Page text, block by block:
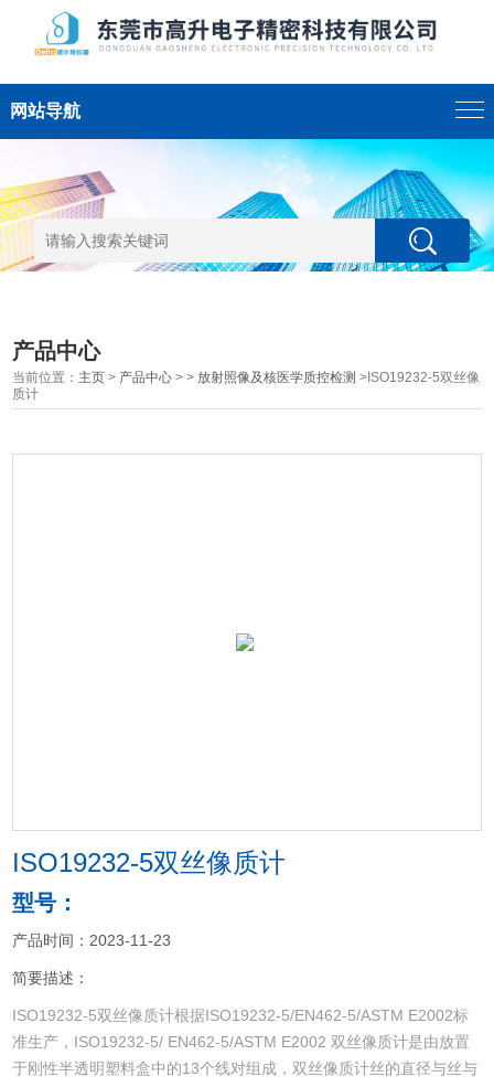
网站导航
产品中心
当前位置： 主页 > 产品中心 > >放射照像及核医学质控检测 >ISO19232-5双丝像
质计
ISO19232-5双丝像质计
型号：
产品时间：2023-11-23
简要描述：
ISO19232-5双丝像质计根据ISO19232-5/EN462-5/ASTM E2002标
准生产，ISO19232-5/ EN462-5/ASTM E2002 双丝像质计是由放置
于刚性半透明塑料盒中的13个线对组成，双丝像质计丝的直径与丝与